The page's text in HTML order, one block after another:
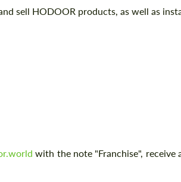
sell HODOOR products, as well as
with the note "Franchise", receive